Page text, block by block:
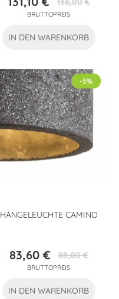
Preis
Verkaufspreis
BRUTTOPREIS
IN DEN WARENKORB
HÄNGELEUCHTE CAMINO
Preis
83,60 €Verkaufspreis
88,00 €
BRUTTOPREIS
-5%
IN DEN WARENKORB